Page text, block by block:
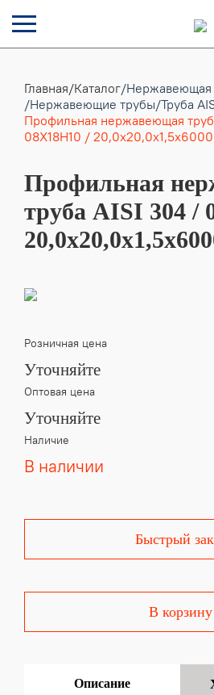
Главная/Каталог/Нержавеющая
/Нержавеющие трубы/Труба
Профильная нержавеющая
08Х18Н10 /
Профильная
труба AISI 304 /
Розничная цена
Уточняйте
Оптовая цена
Уточняйте
Наличие
В наличии
Быстрый
В корзину
Описание